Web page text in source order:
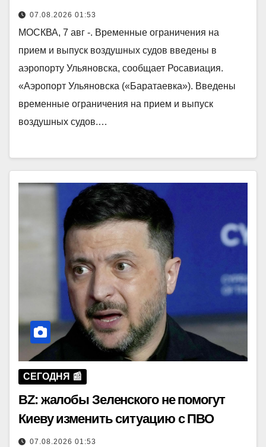
07.08.2026 01:53
МОСКВА, 7 авг -. Временные ограничения на
прием и выпуск воздушных судов введены в
аэропорту Ульяновска, сообщает Росавиация.
«Аэропорт Ульяновска («Баратаевка»). Введены
временные ограничения на прием и выпуск
воздушных судов.…
СЕГОДНЯ 📰
BZ: жалобы Зеленского не помогут
Киеву изменить ситуацию с ПВО
07.08.2026 01:53